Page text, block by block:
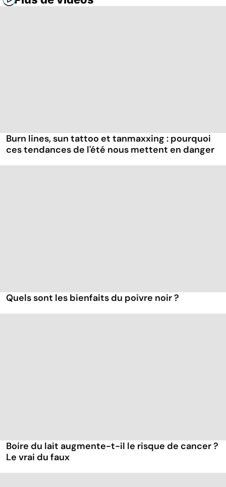
Burn lines, sun tattoo et tanmaxxing : pourquoi
ces tendances de l'été nous mettent en danger
Quels sont les bienfaits du poivre noir ?
Boire du lait augmente-t-il le risque de cancer ?
Le vrai du faux